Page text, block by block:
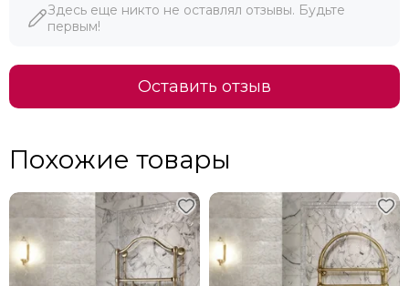
Здесь еще никто не оставлял отзывы. Будьте
первым!
Оставить отзыв
Похожие товары